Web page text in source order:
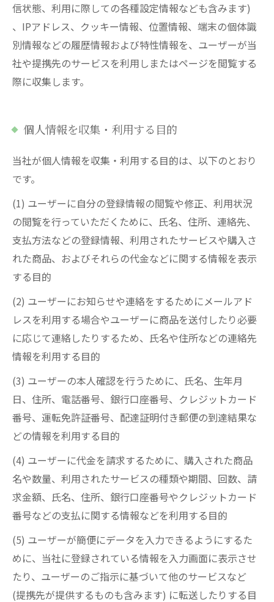
信状態、利用に際しての各種設定情報なども含みます)
、IPアドレス、クッキー情報、位置情報、端末の個体識
別情報などの履歴情報および特性情報を、ユーザーが当
社や提携先のサービスを利用しまたはページを閲覧する
際に収集します。
個人情報を収集・利用する目的
当社が個人情報を収集・利用する目的は、以下のとおり
です。
(1) ユーザーに自分の登録情報の閲覧や修正、利用状況
の閲覧を行っていただくために、氏名、住所、連絡先、
支払方法などの登録情報、利用されたサービスや購入さ
れた商品、およびそれらの代金などに関する情報を表示
する目的
(2) ユーザーにお知らせや連絡をするためにメールアド
レスを利用する場合やユーザーに商品を送付したり必要
に応じて連絡したりするため、氏名や住所などの連絡先
情報を利用する目的
(3) ユーザーの本人確認を行うために、氏名、生年月
日、住所、電話番号、銀行口座番号、クレジットカード
番号、運転免許証番号、配達証明付き郵便の到達結果な
どの情報を利用する目的
(4) ユーザーに代金を請求するために、購入された商品
名や数量、利用されたサービスの種類や期間、回数、請
求金額、氏名、住所、銀行口座番号やクレジットカード
番号などの支払に関する情報などを利用する目的
(5) ユーザーが簡便にデータを入力できるようにするた
めに、当社に登録されている情報を入力画面に表示させ
たり、ユーザーのご指示に基づいて他のサービスなど
(提携先が提供するものも含みます) に転送したりする目